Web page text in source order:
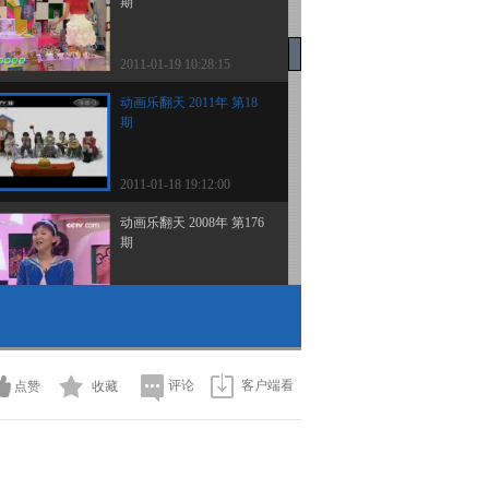
2011-01-19 10:28:15
动画乐翻天 2011年 第18
期
2011-01-18 19:12:00
动画乐翻天 2008年 第176
期
2011-01-18 10:24:48
点赞 收藏 评论 客户端看